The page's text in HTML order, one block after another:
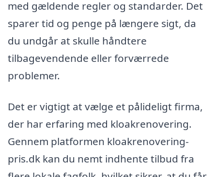
med gældende regler og standarder. Det
sparer tid og penge på længere sigt, da
du undgår at skulle håndtere
tilbagevendende eller forværrede
problemer.
Det er vigtigt at vælge et pålideligt firma,
der har erfaring med kloakrenovering.
Gennem platformen kloakrenovering-
pris.dk kan du nemt indhente tilbud fra